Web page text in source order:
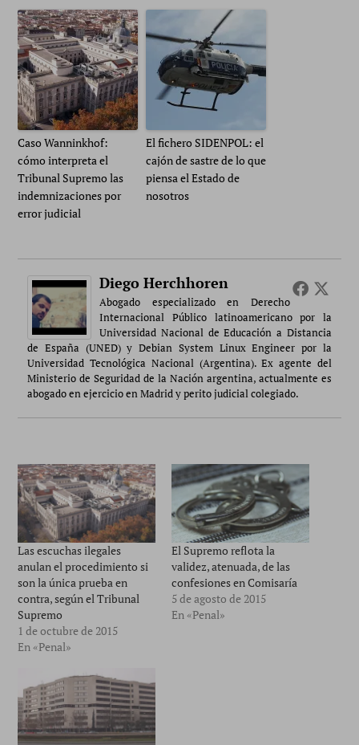
Caso Wanninkhof:
cómo interpreta el
Tribunal Supremo las
indemnizaciones por
error judicial
El fichero SIDENPOL: el
cajón de sastre de lo que
piensa el Estado de
nosotros
Diego Herchhoren
Abogado especializado en Derecho
Internacional Público latinoamericano por la
Universidad Nacional de Educación a Distancia
de España (UNED) y Debian System Linux Engineer por la
Universidad Tecnológica Nacional (Argentina). Ex agente del
Ministerio de Seguridad de la Nación argentina, actualmente es
abogado en ejercicio en Madrid y perito judicial colegiado.
Las escuchas ilegales
anulan el procedimiento si
son la única prueba en
contra, según el Tribunal
Supremo
1 de octubre de 2015
En «Penal»
El Supremo reflota la
validez, atenuada, de las
confesiones en Comisaría
5 de agosto de 2015
En «Penal»